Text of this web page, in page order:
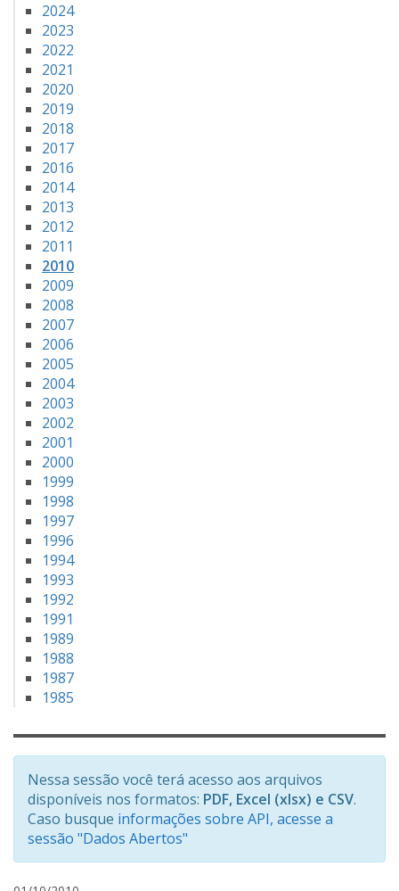
2024
2023
2022
2021
2020
2019
2018
2017
2016
2014
2013
2012
2011
2010
2009
2008
2007
2006
2005
2004
2003
2002
2001
2000
1999
1998
1997
1996
1994
1993
1992
1991
1989
1988
1987
1985
Nessa sessão você terá acesso aos arquivos
disponíveis nos formatos: PDF, Excel (xlsx) e CSV.
Caso busque informações sobre API, acesse a
sessão "Dados Abertos"